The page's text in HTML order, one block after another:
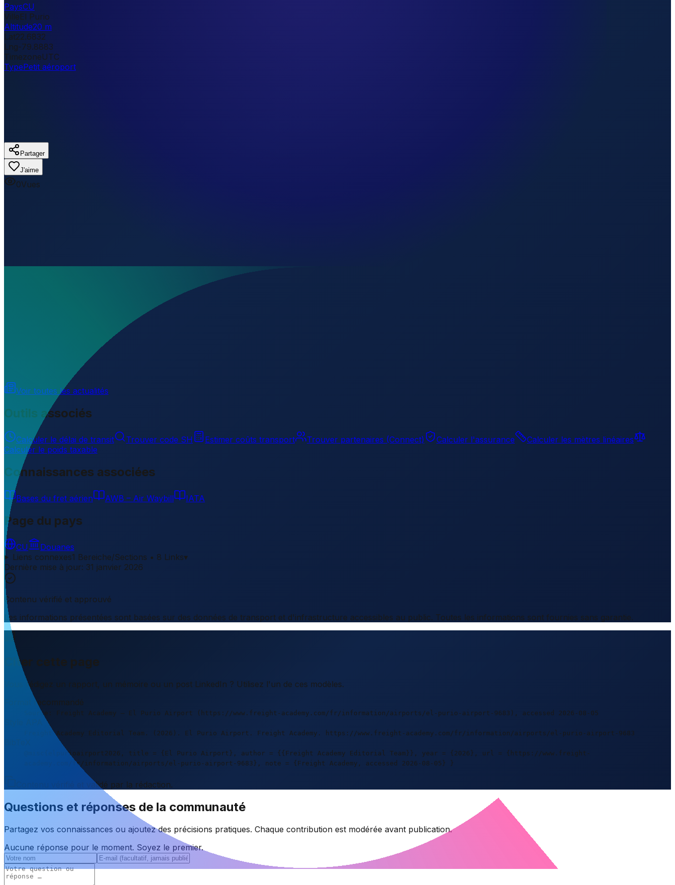
PaysCU
VilleEl Purio
Altitude20 m
Lat22.6832
Lng-79.8883
TimezoneUTC
TypePetit aéroport
Partager
J'aime
0Vues
Où se trouve El Purio Airport ?▼
À quelle altitude se trouve El Purio Airport ?
-79.88829
Voir toutes les actualités
Outils associés
Calculer le délai de transit Trouver code SH Estimer coûts transport Trouver partenaires (Connect) Calculer l'assurance
Calculer les mètres linéaires
Calculer le poids taxable
Connaissances associées
Bases du fret aérien AWB – Air Waybill IATA
Page du pays
CU
Douanes
Liens connexes1 Bereiche/Sections • 8 Links▾
Dernière mise à jour: 31 janvier 2026
Contenu vérifié et approuvé
Les informations présentées sont basées sur des données de transport et d'infrastructure accessibles au public. Toutes les informations sont fournies sans garantie.
Citer cette page
Vous rédigez un rapport, un mémoire ou un post LinkedIn ? Utilisez l'un de ces modèles.
Format recommandé
Source: Freight Academy – El Purio Airport (https://www.freight-academy.com/fr/information/airports/el-purio-airport-9683), accessed 2026-08-05
Freight Academy Editorial Team. (2026). El Purio Airport. Freight Academy. https://www.freight-academy.com/fr/information/airports/el-purio-airport-9683
@misc{elpurioairport2026, title = {El Purio Airport}, author = {{Freight Academy Editorial Team}}, year = {2026}, url = {https://www.freight-
academy.com/fr/information/airports/el-purio-airport-9683}, note = {Freight Academy, accessed 2026-08-05} }
Contenu vérifié et validé par la rédaction.
Questions et réponses de la communauté
Partagez vos connaissances ou ajoutez des précisions pratiques. Chaque contribution est modérée avant publication.
Aucune réponse pour le moment. Soyez le premier.